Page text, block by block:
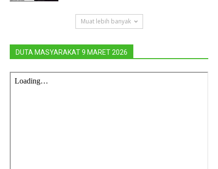
Muat lebih banyak
DUTA MASYARAKAT 9 MARET 2026